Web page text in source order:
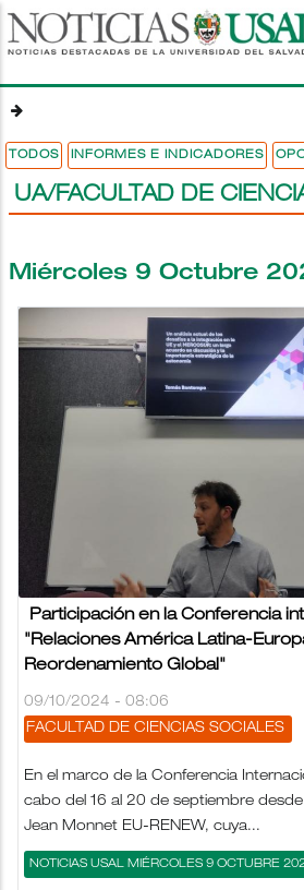
Pasar
al
principal
TODOS INFORMES E INDICADORES
UA/FACULTAD DE
Miércoles 9 Octubre
Participación en la Conferencia
"Relaciones América Latina-
Reordenamiento Global"
09/10/2024 - 08:06
FACULTAD DE CIENCIAS SOCIALES
En el marco de la Conferencia
cabo del 16 al 20 de septiembre
Jean Monnet EU-RENEW, cuya...
NOTICIAS USAL MIÉRCOLES 9 OCTUBRE